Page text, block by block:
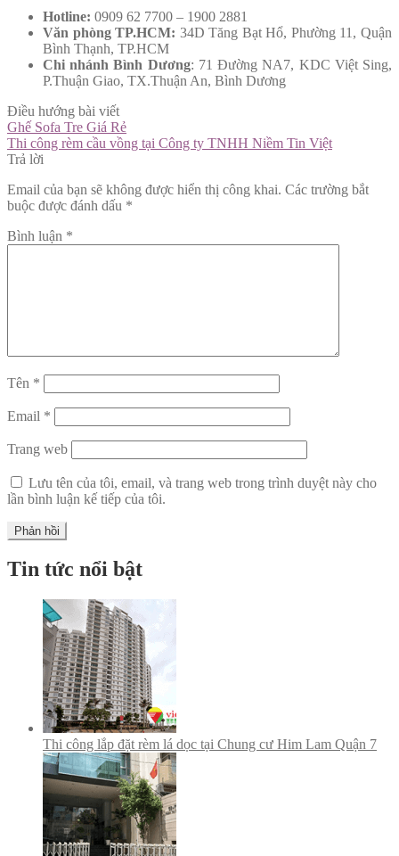
Hotline: 0909 62 7700 – 1900 2881
Văn phòng TP.HCM: 34D Tăng Bạt Hổ, Phường 11, Quận
Bình Thạnh, TP.HCM
Chi nhánh Bình Dương: 71 Đường NA7, KDC Việt Sing,
P.Thuận Giao, TX.Thuận An, Bình Dương
Điều hướng bài viết
Ghế Sofa Tre Giá Rẻ
Thi công rèm cầu vồng tại Công ty TNHH Niềm Tin Việt
Trả lời
Email của bạn sẽ không được hiển thị công khai. Các trường bắt
buộc được đánh dấu *
Bình luận *
Tên *
Email *
Trang web
Lưu tên của tôi, email, và trang web trong trình duyệt này cho
lần bình luận kế tiếp của tôi.
Tin tức nổi bật
Thi công lắp đặt rèm lá dọc tại Chung cư Him Lam Quận 7